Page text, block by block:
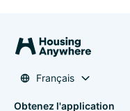
Français
Obtenez l'application